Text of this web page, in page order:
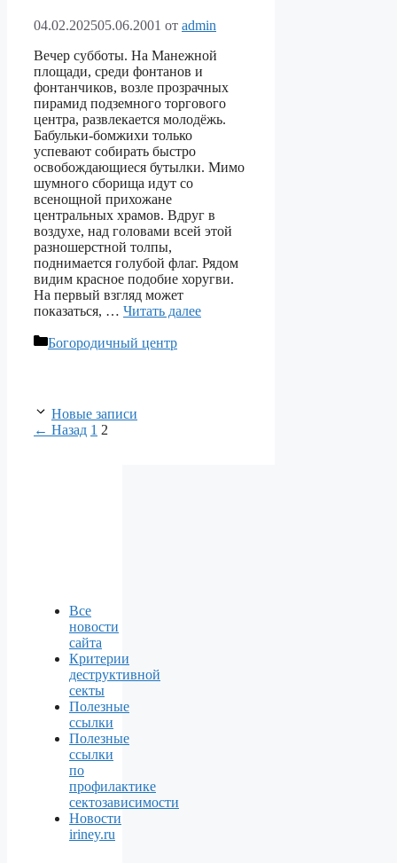
04.02.202505.06.2001 от admin
Вечер субботы. На Манежной
площади, среди фонтанов и
фонтанчиков, возле прозрачных
пирамид подземного торгового
центра, развлекается молодёжь.
Бабульки-бомжихи только
успевают собирать быстро
освобождающиеся бутылки. Мимо
шумного сборища идут со
всенощной прихожане
центральных храмов. Вдруг в
воздухе, над головами всей этой
разношерстной толпы,
поднимается голубой флаг. Рядом
видим красное подобие хоругви.
На первый взгляд может
показаться, … Читать далее
Рубрики
Богородичный центр
Новые записи
← Назад Страница
1 Страница
2
Все
новости
сайта
Критерии
деструктивной
секты
Полезные
ссылки
Полезные
ссылки
по
профилактике
сектозависимости
Новости
iriney.ru